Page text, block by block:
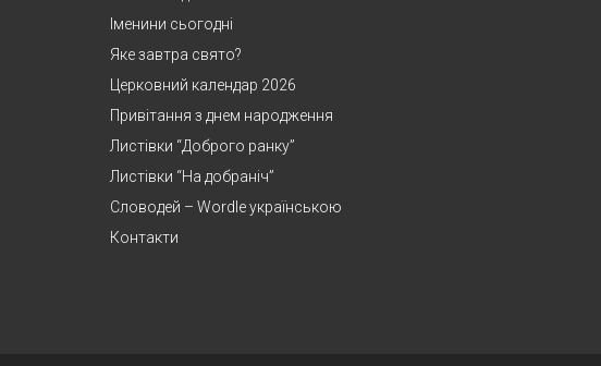
Іменини сьогодні
Яке завтра свято?
Церковний календар 2026
Привітання з днем народження
Листівки “Доброго ранку”
Листівки “На добраніч”
Словодей – Wordle українською
Контакти